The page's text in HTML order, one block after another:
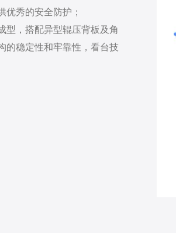
优秀的安全防护；
型，搭配异型辊压背板及角
的稳定性和牢靠性，看台技